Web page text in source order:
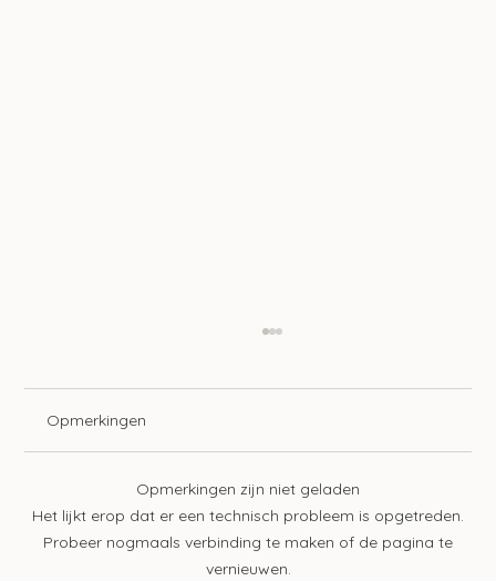
Opmerkingen
Opmerkingen zijn niet geladen
Het lijkt erop dat er een technisch probleem is opgetreden.
Probeer nogmaals verbinding te maken of de pagina te
vernieuwen.